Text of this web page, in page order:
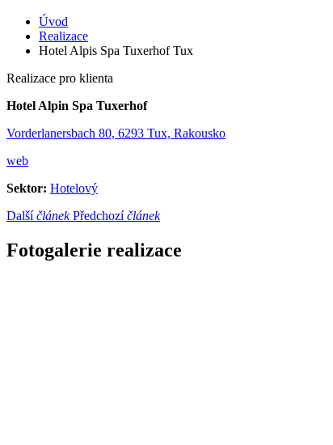
Úvod
Realizace
Hotel Alpis Spa Tuxerhof Tux
Realizace pro klienta
Hotel Alpin Spa Tuxerhof
Vorderlanersbach 80, 6293 Tux, Rakousko
web
Sektor: Hotelový
Dalšíčlánek Předchozíčlánek
Fotogalerie realizace